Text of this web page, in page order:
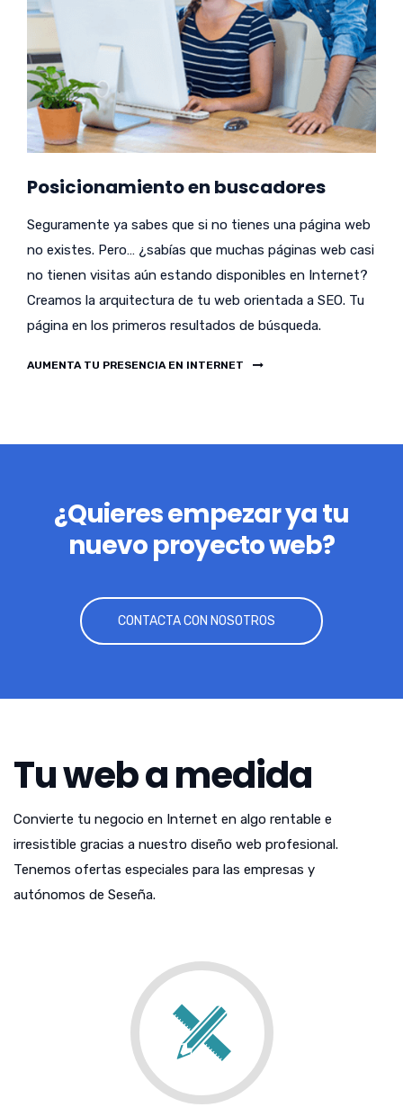
Posicionamiento en buscadores
Seguramente ya sabes que si no tienes una página web
no existes. Pero… ¿sabías que muchas páginas web casi
no tienen visitas aún estando disponibles en Internet?
Creamos la arquitectura de tu web orientada a SEO. Tu
página en los primeros resultados de búsqueda.
AUMENTA TU PRESENCIA EN INTERNET
¿Quieres empezar ya tu
nuevo proyecto web?
CONTACTA CON NOSOTROS
Tu web a medida
Convierte tu negocio en Internet en algo rentable e
irresistible gracias a nuestro diseño web profesional.
Tenemos ofertas especiales para las empresas y
autónomos de Seseña.